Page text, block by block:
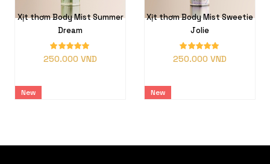
Mist Summer
Xịt thơm Body Mist Sweetie
NƯỚC HOA